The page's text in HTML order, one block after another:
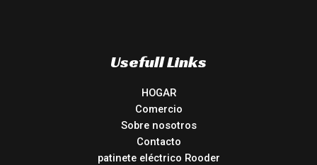
Usefull Links
HOGAR
Comercio
Sobre nosotros
Contacto
patinete eléctrico Rooder